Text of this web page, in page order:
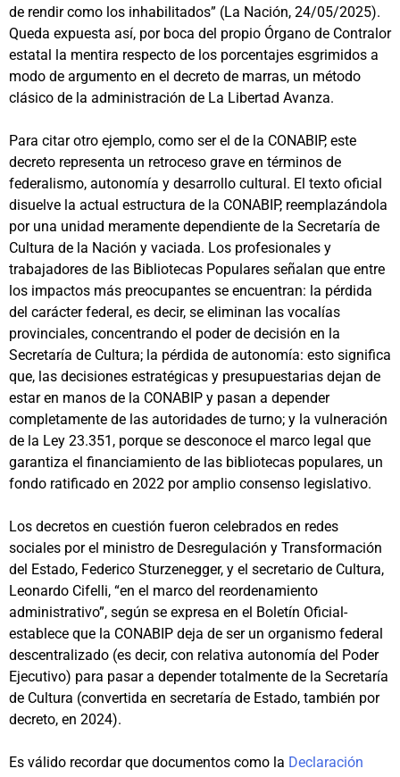
de rendir como los inhabilitados” (La Nación, 24/05/2025).
Queda expuesta así, por boca del propio Órgano de Contralor
estatal la mentira respecto de los porcentajes esgrimidos a
modo de argumento en el decreto de marras, un método
clásico de la administración de La Libertad Avanza.
Para citar otro ejemplo, como ser el de la CONABIP, este
decreto representa un retroceso grave en términos de
federalismo, autonomía y desarrollo cultural. El texto oficial
disuelve la actual estructura de la CONABIP, reemplazándola
por una unidad meramente dependiente de la Secretaría de
Cultura de la Nación y vaciada. Los profesionales y
trabajadores de las Bibliotecas Populares señalan que entre
los impactos más preocupantes se encuentran: la pérdida
del carácter federal, es decir, se eliminan las vocalías
provinciales, concentrando el poder de decisión en la
Secretaría de Cultura; la pérdida de autonomía: esto significa
que, las decisiones estratégicas y presupuestarias dejan de
estar en manos de la CONABIP y pasan a depender
completamente de las autoridades de turno; y la vulneración
de la Ley 23.351, porque se desconoce el marco legal que
garantiza el financiamiento de las bibliotecas populares, un
fondo ratificado en 2022 por amplio consenso legislativo.
Los decretos en cuestión fueron celebrados en redes
sociales por el ministro de Desregulación y Transformación
del Estado, Federico Sturzenegger, y el secretario de Cultura,
Leonardo Cifelli, “en el marco del reordenamiento
administrativo”, según se expresa en el Boletín Oficial-
establece que la CONABIP deja de ser un organismo federal
descentralizado (es decir, con relativa autonomía del Poder
Ejecutivo) para pasar a depender totalmente de la Secretaría
de Cultura (convertida en secretaría de Estado, también por
decreto, en 2024).
Es válido recordar que documentos como la Declaración